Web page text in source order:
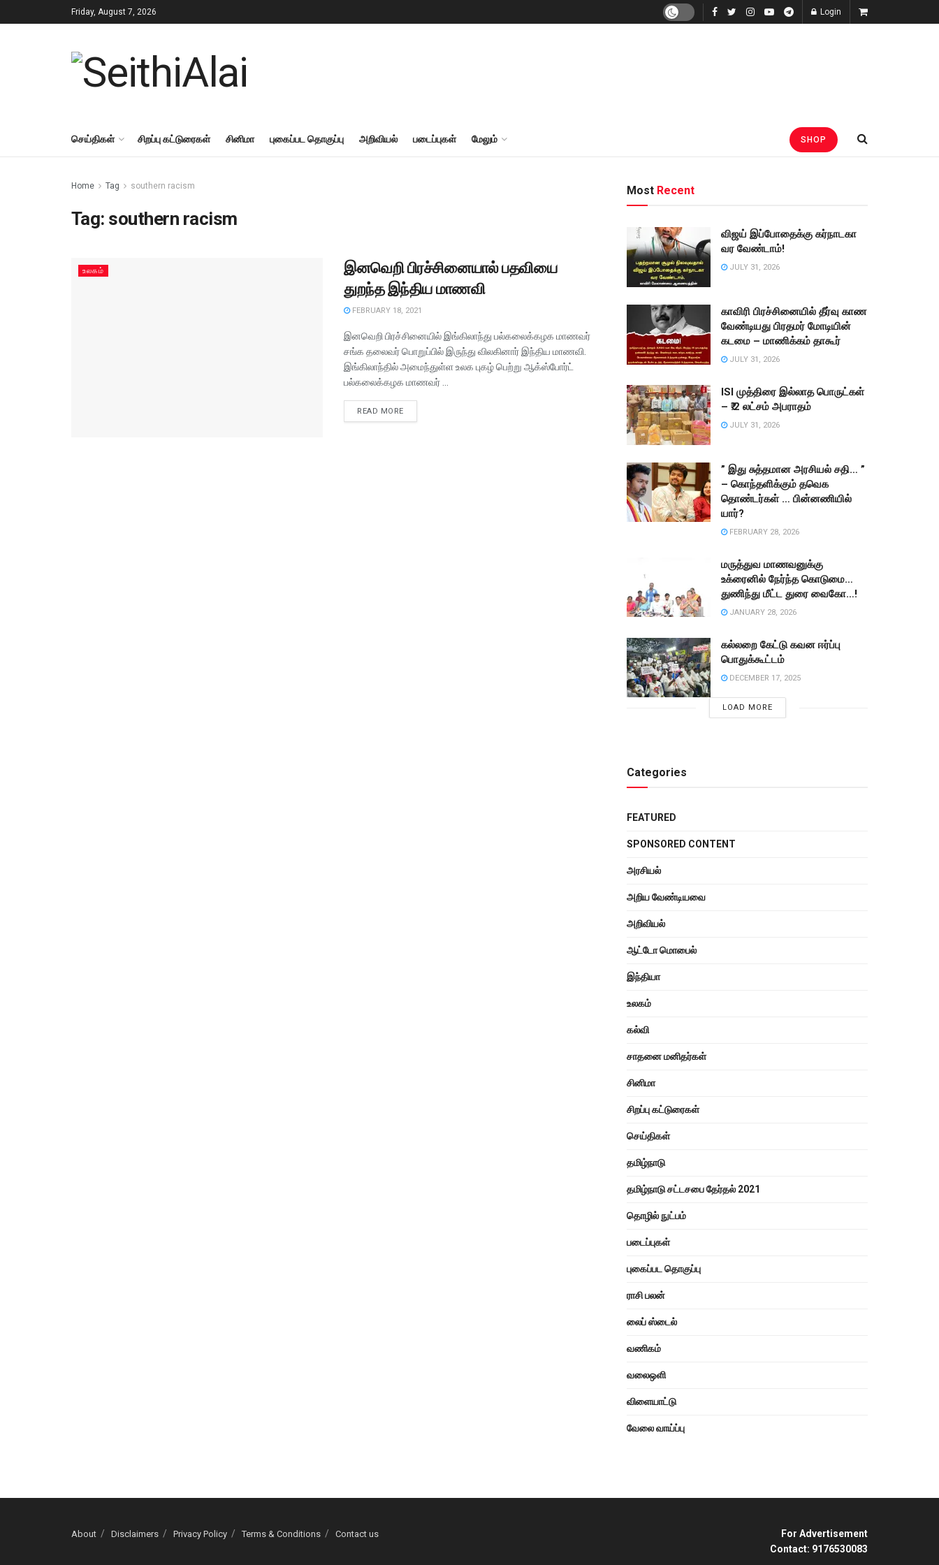
Friday, August 7, 2026 Login
செய்திகள் சிறப்பு கட்டுரைகள் சினிமா புகைப்பட தொகுப்பு அறிவியல் படைப்புகள் மேலும் SHOP
Home Tag southern racism
Tag: southern racism
உலகம்
இனவெறி பிரச்சினையால் பதவியை
துறந்த இந்திய மாணவி
FEBRUARY 18, 2021
இனவெறி பிரச்சினையில் இங்கிலாந்து பல்கலைக்கழக மாணவர்
சங்க தலைவர் பொறுப்பில் இருந்து விலகினார் இந்திய மாணவி.
இங்கிலாந்தில் அமைந்துள்ள உலக புகழ் பெற்று ஆக்ஸ்போர்ட்
பல்கலைக்கழக மாணவர் ...
READ MORE
Most Recent
விஜய் இப்போதைக்கு கர்நாடகா
வர வேண்டாம்!
JULY 31, 2026
காவிரி பிரச்சினையில் தீர்வு காண
வேண்டியது பிரதமர் மோடியின்
கடமை – மாணிக்கம் தாகூர்
JULY 31, 2026
ISI முத்திரை இல்லாத பொருட்கள்
– ₹.2 லட்சம் அபராதம்
JULY 31, 2026
” இது சுத்தமான அரசியல் சதி… ”
– கொந்தளிக்கும் தவெக
தொண்டர்கள் … பின்னணியில்
யார்?
FEBRUARY 28, 2026
மருத்துவ மாணவனுக்கு
உக்ரைனில் நேர்ந்த கொடுமை…
துணிந்து மீட்ட துரை வைகோ…!
JANUARY 28, 2026
கல்லறை கேட்டு கவன ஈர்ப்பு
பொதுக்கூட்டம்
DECEMBER 17, 2025
LOAD MORE
Categories
FEATURED
SPONSORED CONTENT
அரசியல்
அறிய வேண்டியவை
அறிவியல்
ஆட்டோ மொபைல்
இந்தியா
உலகம்
கல்வி
சாதனை மனிதர்கள்
சினிமா
சிறப்பு கட்டுரைகள்
செய்திகள்
தமிழ்நாடு
தமிழ்நாடு சட்டசபை தேர்தல் 2021
தொழில் நுட்பம்
படைப்புகள்
புகைப்பட தொகுப்பு
ராசி பலன்
லைப் ஸ்டைல்
வணிகம்
வலைஒளி
விளையாட்டு
வேலை வாய்ப்பு
About Disclaimers Privacy Policy Terms & Conditions Contact us
For Advertisement
Contact: 9176530083